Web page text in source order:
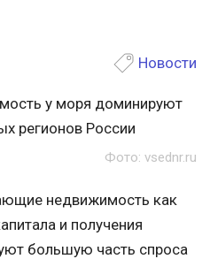
Новости
Фото: vsednr.ru
недвижимость как
и получения
большую часть спроса